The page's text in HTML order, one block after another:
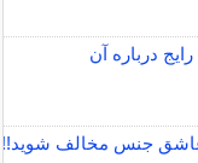
درباره آن